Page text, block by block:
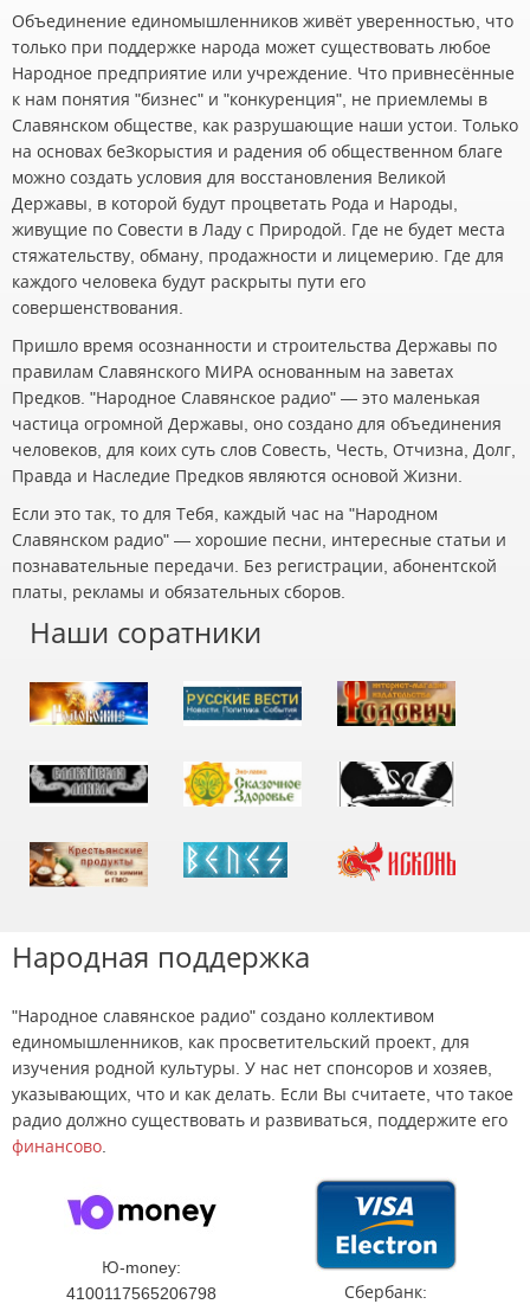
Объединение единомышленников живёт уверенностью, что
только при поддержке народа может существовать любое
Народное предприятие или учреждение. Что привнесённые
к нам понятия "бизнес" и "конкуренция", не приемлемы в
Славянском обществе, как разрушающие наши устои. Только
на основах беЗкорыстия и радения об общественном благе
можно создать условия для восстановления Великой
Державы, в которой будут процветать Рода и Народы,
живущие по Совести в Ладу с Природой. Где не будет места
стяжательству, обману, продажности и лицемерию. Где для
каждого человека будут раскрыты пути его
совершенствования.
Пришло время осознанности и строительства Державы по
правилам Славянского МИРА основанным на заветах
Предков. "Народное Славянское радио" — это маленькая
частица огромной Державы, оно создано для объединения
человеков, для коих суть слов Совесть, Честь, Отчизна, Долг,
Правда и Наследие Предков являются основой Жизни.
Если это так, то для Тебя, каждый час на "Народном
Славянском радио" — хорошие песни, интересные статьи и
познавательные передачи. Без регистрации, абонентской
платы, рекламы и обязательных сборов.
Наши соратники
Народная поддержка
"Народное славянское радио" создано коллективом
единомышленников, как просветительский проект, для
изучения родной культуры. У нас нет спонсоров и хозяев,
указывающих, что и как делать. Если Вы считаете, что такое
радио должно существовать и развиваться, поддержите его
финансово
Ю-money:
4100117565206798
Сбербанк: